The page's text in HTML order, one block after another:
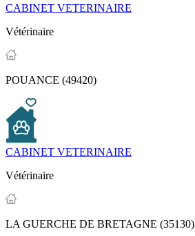
CABINET VETERINAIRE
Vétérinaire
POUANCE (49420)
CABINET VETERINAIRE
Vétérinaire
LA GUERCHE DE BRETAGNE (35130)